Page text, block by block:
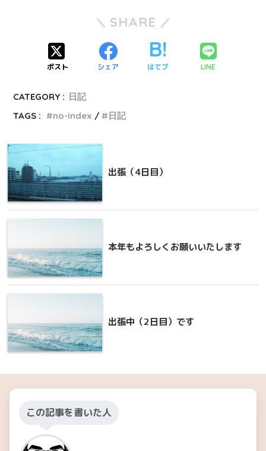
SHARE
ポスト シェア はてブ LINE
CATEGORY : 日記
TAGS :
no-index 日記
出張（4日目）
本年もよろしくお願いいたします
出張中（2日目）です
この記事を書いた人